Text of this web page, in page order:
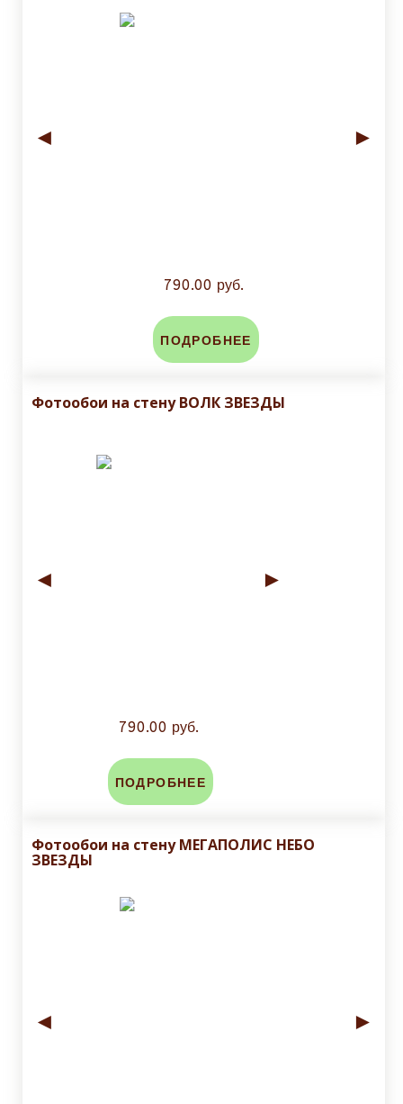
◄ ►
790.00 руб.
ПОДРОБНЕЕ
Фотообои на стену ВОЛК ЗВЕЗДЫ
◄ ►
790.00 руб.
ПОДРОБНЕЕ
Фотообои на стену МЕГАПОЛИС НЕБО
ЗВЕЗДЫ
◄ ►